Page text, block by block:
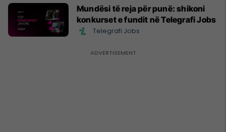
Mundësi të reja për punë: shikoni
konkurset e fundit në Telegrafi Jobs
Telegrafi Jobs